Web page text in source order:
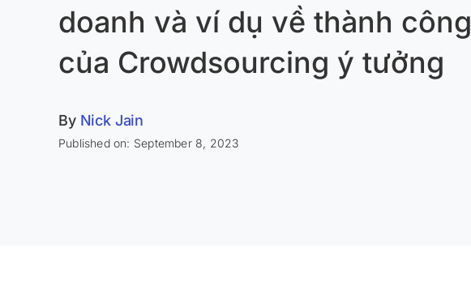
doanh và ví dụ về thành công
của Crowdsourcing ý tưởng
By Nick Jain
Published on: September 8, 2023